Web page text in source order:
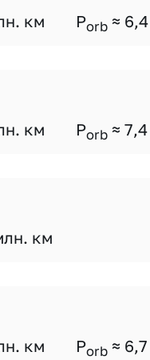
км Porb ≈ 6,4
км Porb ≈ 7,4
км
км Porb ≈ 6,7